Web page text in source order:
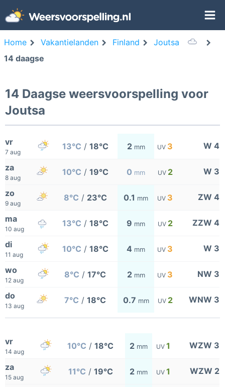
Home Vakantielanden Finland
Joutsa
14 daagse
14 Daagse weersvoorspelling voor
Joutsa
vr
7 aug
13°C / 18°C 2 mm UV 3 W 4
za
8 aug
10°C / 19°C 0 mm UV 2 W 3
zo
9 aug
8°C / 23°C 0.1 mm UV 3 ZW 4
ma
10 aug
13°C / 18°C 9 mm UV 2 ZZW 4
di
11 aug
10°C / 18°C 4 mm UV 3 W 3
wo
12 aug
8°C / 17°C 2 mm UV 3 NW 3
do
13 aug
7°C / 18°C 0.7 mm UV 2 WNW 3
vr
14 aug
10°C / 18°C 2 mm UV 1 WZW 3
za
15 aug
11°C / 19°C 2 mm UV 1 WZW 2